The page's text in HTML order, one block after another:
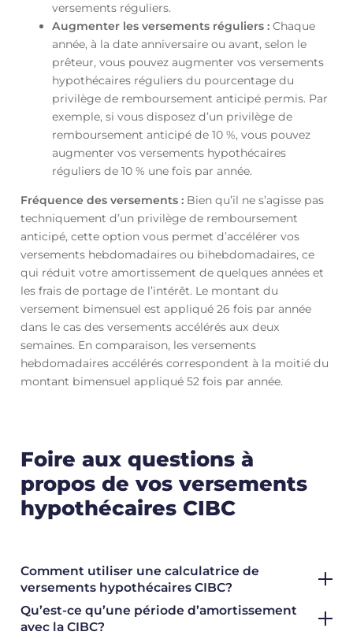
versements réguliers.
Augmenter les versements réguliers :Chaque
année, à la date anniversaire ou avant, selon le
prêteur, vous pouvez augmenter vos versements
hypothécaires réguliers du pourcentage du
privilège de remboursement anticipé permis. Par
exemple, si vous disposez d’un privilège de
remboursement anticipé de 10 %, vous pouvez
augmenter vos versements hypothécaires
réguliers de 10 % une fois par année.
Fréquence des versements :Bien qu’il ne s’agisse pas
techniquement d’un privilège de remboursement
anticipé, cette option vous permet d’accélérer vos
versements hebdomadaires ou bihebdomadaires, ce
qui réduit votre amortissement de quelques années et
les frais de portage de l’intérêt. Le montant du
versement bimensuel est appliqué 26 fois par année
dans le cas des versements accélérés aux deux
semaines. En comparaison, les versements
hebdomadaires accélérés correspondent à la moitié du
montant bimensuel appliqué 52 fois par année.
Foire aux questions à
propos de vos versements
hypothécaires CIBC
Comment utiliser une calculatrice de
versements hypothécaires CIBC?
Qu’est-ce qu’une période d’amortissement
avec la CIBC?